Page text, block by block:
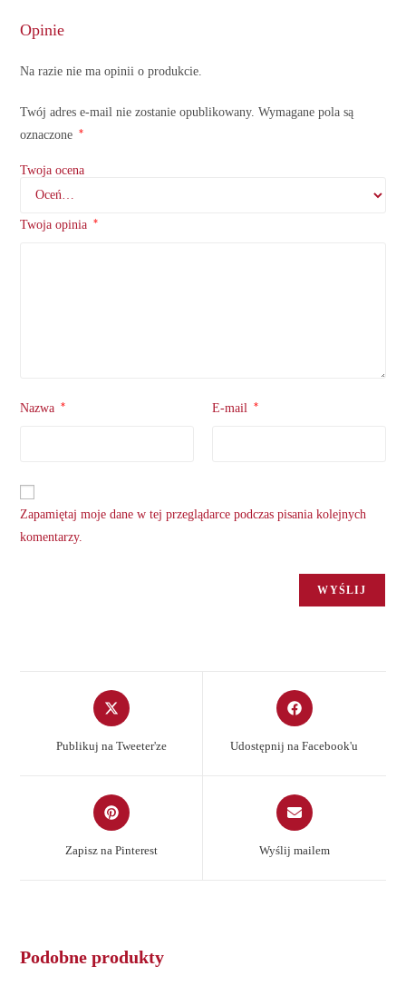
Opinie
Na razie nie ma opinii o produkcie.
Twój adres e-mail nie zostanie opublikowany. Wymagane pola są
oznaczone
*
Twoja ocena
Twoja opinia *
Nazwa * E-mail *
Zapamiętaj moje dane w tej przeglądarce podczas pisania kolejnych
komentarzy.
Opens
in
new
Publikuj na Tweeter'ze
Opens
in
new
Udostępnij na Facebook'u
Opens
in
Zapisz na Pinterest
Opens
in
new
Wyślij mailem
Podobne produkty